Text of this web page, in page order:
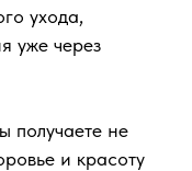
ухода,
уже через
получаете не
и красоту